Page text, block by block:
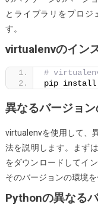
とライブラリをプロジ
す。
virtualenvのイン
# virtualenv
pip install
異なるバージョ
virtualenvを使用して、
法を説明します。まず
をダウンロードしてイ
そのバージョンの環境を
Pythonの異なる